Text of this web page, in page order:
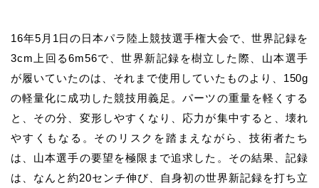
16年5月1日の日本パラ陸上競技選手権大会で、世界記録を
3cm上回る6m56で、世界新記録を樹立した際、山本選手
が履いていたのは、それまで使用していたものより、150g
の軽量化に成功した競技用義足。パーツの重量を軽くする
と、その分、変形しやすくなり、応力が集中すると、壊れ
やすくもなる。そのリスクを踏まえながら、技術者たち
は、山本選手の要望を極限まで追求した。その結果、記録
は、なんと約20センチ伸び、自身初の世界新記録を打ち立